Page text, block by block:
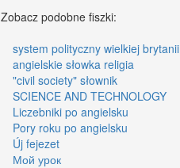
Zobacz podobne fiszki:
system polityczny wielkiej brytanii
angielskie słowka religia
"civil society" słownik
SCIENCE AND TECHNOLOGY
Liczebniki po angielsku
Pory roku po angielsku
Új fejezet
Мой урок